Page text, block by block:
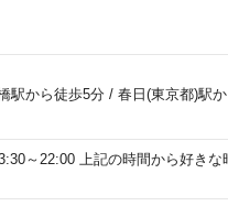
駅から徒歩5分/ 春日(東京都)駅
～22:00 上記の時間から好き